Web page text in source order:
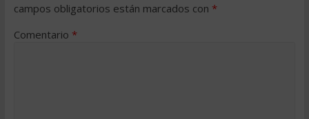
campos obligatorios están marcados con *
Comentario *